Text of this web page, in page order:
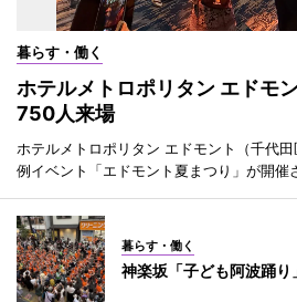
暮らす・働く
ホテルメトロポリタン エドモ
750人来場
ホテルメトロポリタン エドモント（千代
例イベント「エドモント夏まつり」が開催
暮らす・働く
神楽坂「子ども阿波踊